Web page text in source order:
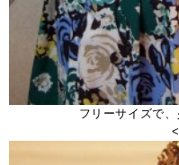
フリーサイズで